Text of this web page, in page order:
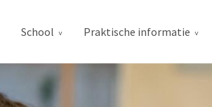
School Praktische informatie